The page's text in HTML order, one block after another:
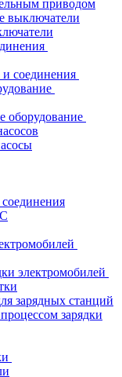
приводом
выключатели
соединения
оборудование
электромобилей
зарядных станций
зарядки